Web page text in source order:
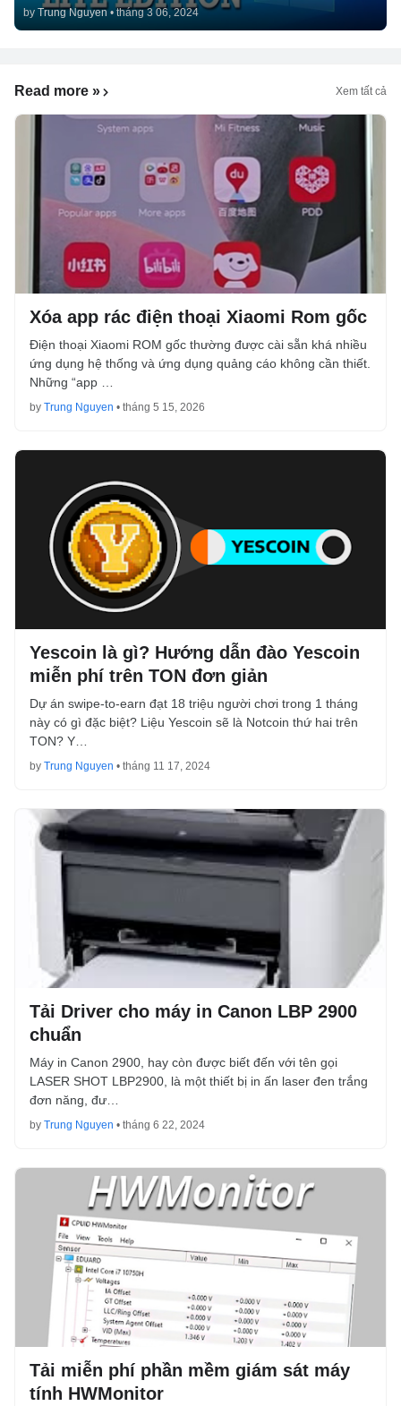
by Trung Nguyen • tháng 3 06, 2024
Read more » Xem tất cả
Xóa app rác điện thoại Xiaomi Rom gốc
Điện thoại Xiaomi ROM gốc thường được cài sẵn khá nhiều
ứng dụng hệ thống và ứng dụng quảng cáo không cần thiết.
Những “app …
by Trung Nguyen • tháng 5 15, 2026
Yescoin là gì? Hướng dẫn đào Yescoin
miễn phí trên TON đơn giản
Dự án swipe-to-earn đạt 18 triệu người chơi trong 1 tháng
này có gì đặc biệt? Liệu Yescoin sẽ là Notcoin thứ hai trên
TON? Y…
by Trung Nguyen • tháng 11 17, 2024
Tải Driver cho máy in Canon LBP 2900
chuẩn
Máy in Canon 2900, hay còn được biết đến với tên gọi
LASER SHOT LBP2900, là một thiết bị in ấn laser đen trắng
đơn năng, đư…
by Trung Nguyen • tháng 6 22, 2024
Tải miễn phí phần mềm giám sát máy
tính HWMonitor